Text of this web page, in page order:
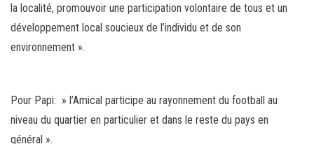
la localité, promouvoir une participation volontaire de tous et un
développement local soucieux de l’individu et de son
environnement ».
Pour Papi: » l’Amical participe au rayonnement du football au
niveau du quartier en particulier et dans le reste du pays en
général ».